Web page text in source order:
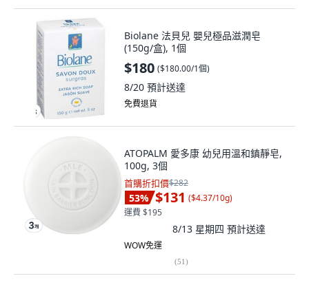
Biolane 法貝兒 嬰兒極品滋潤皂
(150g/盒), 1個
$180 ($180.00/1個)
8/20 預計送達
免費退貨
ATOPALM 愛多康 幼兒用溫和鎮靜皂,
100g, 3個
首購折扣價$282
53% $131 ($4.37/10g)
運費 $195
8/13 星期四 預計送達
WOW免運
(51)